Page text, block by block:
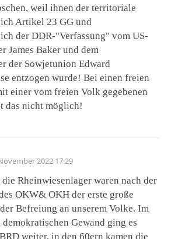
weil ihnen der territoriale
Artikel 23 GG und
der DDR-"Verfassung" vom US-
James Baker und dem
der Sowjetunion Edward
entzogen wurde! Bei einen freien
einer vom freien Volk gegebenen
das nicht möglich!
2022 17:29
die Rheinwiesenlager waren nach der
OKW& OKH der erste große
Befreiung an unserem Volke. Im
demokratischen Gewand ging es
weiter, in den 60ern kamen die